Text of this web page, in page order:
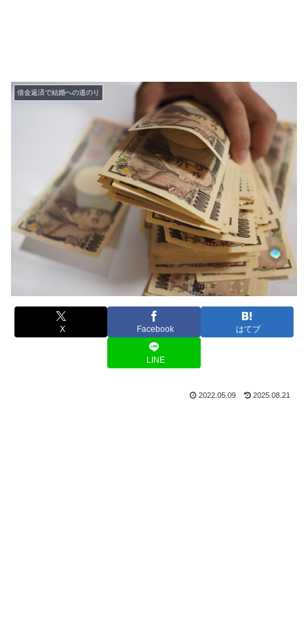
借金返済で結婚への道のり
X Facebook はてブ
LINE
2022.05.09 2025.08.21